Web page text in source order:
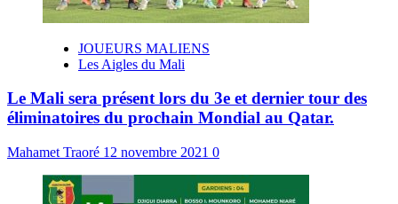
JOUEURS MALIENS
Les Aigles du Mali
Le Mali sera présent lors du 3e et dernier tour des
éliminatoires du prochain Mondial au Qatar.
Mahamet Traoré 12 novembre 2021 0